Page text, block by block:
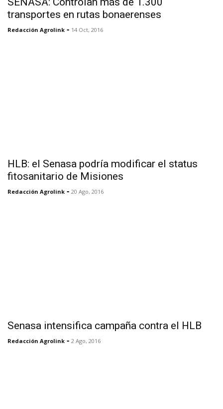
transportes en rutas bonaerenses
Redacción Agrolink - 14 Oct, 2016
HLB: el Senasa podría modificar el status
fitosanitario de Misiones
Redacción Agrolink - 20 Ago, 2016
Senasa intensifica campaña contra el HLB
Redacción Agrolink - 2 Ago, 2016